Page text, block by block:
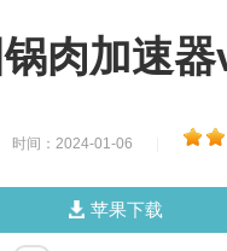
锅肉加速
时间：2024-01-06
苹果下载